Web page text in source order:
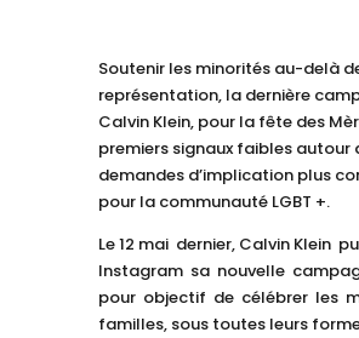
Soutenir les minorités au-delà
représentation, la dernière
Calvin Klein, pour la fête des
premiers signaux faibles autour
demandes d’implication plus
pour la communauté LGBT +.
Le 12 mai dernier, Calvin Klein
Instagram sa nouvelle
pour objectif de célébrer les
familles, sous toutes leurs